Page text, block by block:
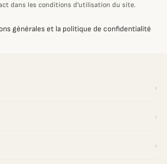
dans les conditions d'utilisation du site.
générales et la politique de confidentialité